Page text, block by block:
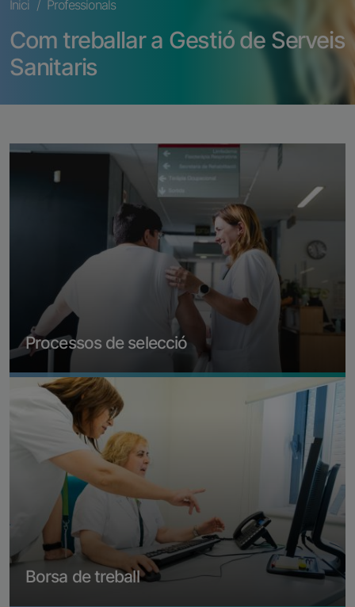
Fil d'ariadna
Inici Professionals
Com treballar a Gestió de Serveis
Sanitaris
Imatge
Processos de selecció
Més informació
Imatge
Borsa de treball